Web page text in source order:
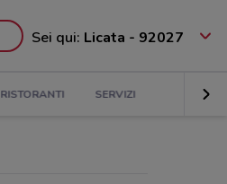
Sei qui: Licata - 92027
RISTORANTI SERVIZI